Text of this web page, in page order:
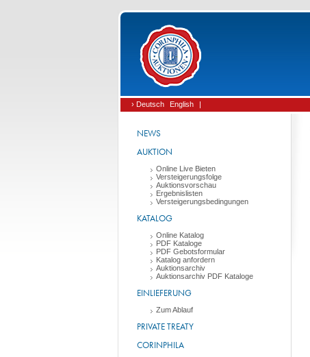
› Deutsch English |
NEWS
AUKTION
Online Live Bieten
Versteigerungsfolge
Auktionsvorschau
Ergebnislisten
Versteigerungsbedingungen
KATALOG
Online Katalog
PDF Kataloge
PDF Gebotsformular
Katalog anfordern
Auktionsarchiv
Auktionsarchiv PDF Kataloge
EINLIEFERUNG
Zum Ablauf
PRIVATE TREATY
CORINPHILA